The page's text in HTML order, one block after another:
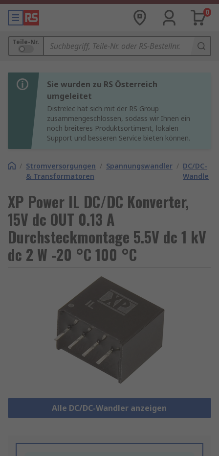
0
Teile-Nr.
Sie wurden zu RS Österreich
umgeleitet
Distrelec hat sich mit der RS Group
zusammengeschlossen, sodass wir Ihnen ein
noch breiteres Produktsortiment, lokalen
Support und besseren Service bieten können.
/ Stromversorgungen
& Transformatoren
/ Spannungswandler / DC/DC-
Wandler
XP Power IL DC/DC Konverter,
15V dc OUT 0.13 A
Durchsteckmontage 5.5V dc 1 kV
dc 2 W -20 °C 100 °C
Alle DC/DC-Wandler anzeigen